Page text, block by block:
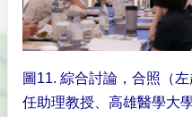
圖11. 綜合討論，合照（
任助理教授、高雄醫學大